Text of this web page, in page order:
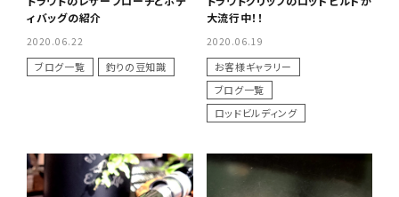
ィバッグの紹介
2020.06.22
ブログ一覧 釣りの豆知識
大流行中！！
2020.06.19
お客様ギャラリー
ブログ一覧
ロッドビルディング